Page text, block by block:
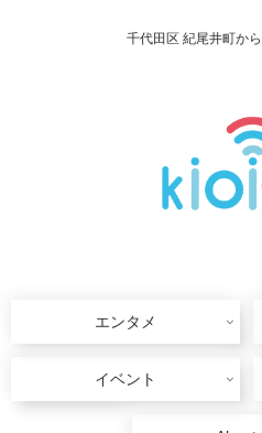
千代田区 紀尾井町か
エンタメ
イベント